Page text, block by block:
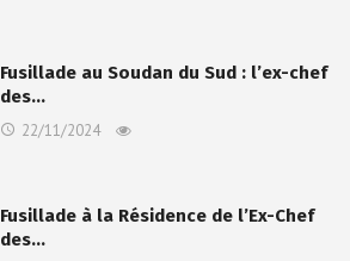
Fusillade au Soudan du Sud : l’ex-chef
des…
22/11/2024
Fusillade à la Résidence de l’Ex-Chef
des…